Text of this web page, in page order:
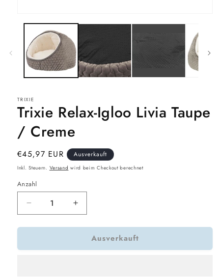
Modal
öffnen
TRIXIE
Trixie Relax-Igloo Livia Taupe
/ Creme
Normaler
Preis
€45,97 EUR Ausverkauft
Inkl. Steuern. Versand wird beim Checkout berechnet
Anzahl
Verringere
die
Menge
Trixie
Erhöhe
die
Menge
Trixie
Ausverkauft